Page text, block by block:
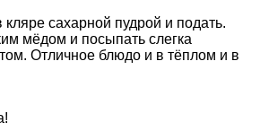
сахарной пудрой и подать.
мёдом и посыпать слегка
Отличное блюдо и в тёплом и в